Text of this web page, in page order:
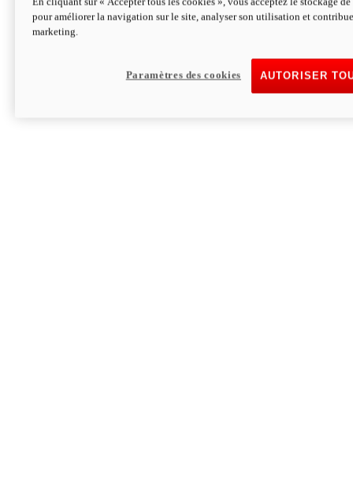
Hypermotard V2 SP 100
Découvrez-le
pour améliorer la navigation sur le site, analyser son utilisation et
marketing.
AUTORISER
Paramètres des cookies